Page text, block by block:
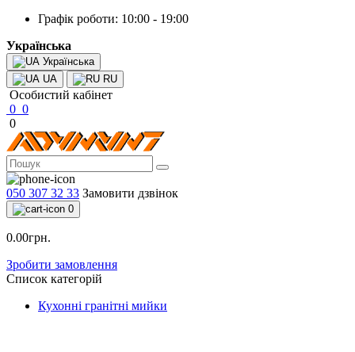
Графік роботи: 10:00 - 19:00
Українська
Українська
UA
RU
Особистий кабінет
0 0
0
050 307 32 33 Замовити дзвінок
0
0.00грн.
Зробити замовлення
Список категорій
Кухонні гранітні мийки